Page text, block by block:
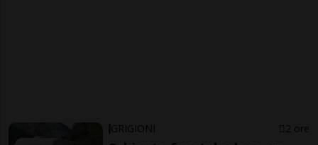
GRIGIONI 2 ore